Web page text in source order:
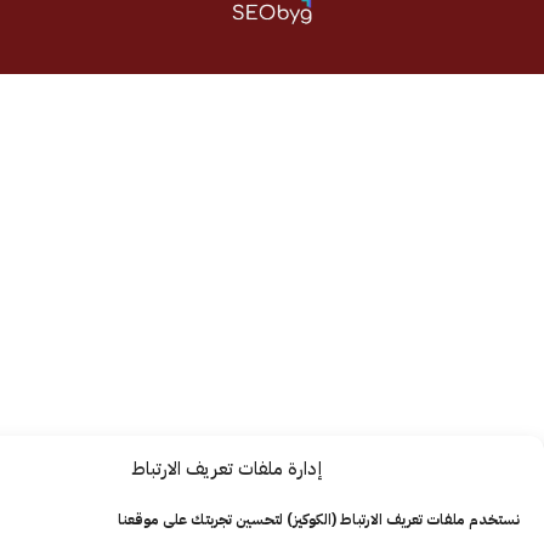
إدارة ملفات تعريف الارتباط
تعريف الارتباط (الكوكيز) لتحسين تجربتك على موقعنا